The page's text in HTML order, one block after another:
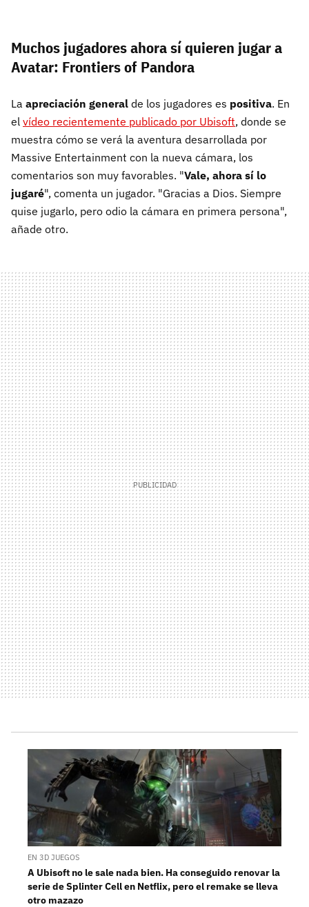
Muchos jugadores ahora sí quieren jugar a
Avatar: Frontiers of Pandora
La apreciación general de los jugadores es positiva. En
el vídeo recientemente publicado por Ubisoft, donde se
muestra cómo se verá la aventura desarrollada por
Massive Entertainment con la nueva cámara, los
comentarios son muy favorables. "Vale, ahora sí lo
jugaré", comenta un jugador. "Gracias a Dios. Siempre
quise jugarlo, pero odio la cámara en primera persona",
añade otro.
EN 3D JUEGOS
A Ubisoft no le sale nada bien. Ha conseguido renovar la
serie de Splinter Cell en Netflix, pero el remake se lleva
otro mazazo